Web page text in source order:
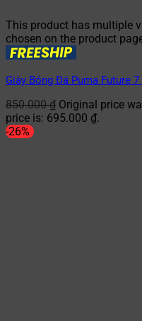
This product has multiple
chosen on the product
Giày Bóng Đá Puma Future
850.000₫ Original price
price is: 695.000 ₫.
-26%